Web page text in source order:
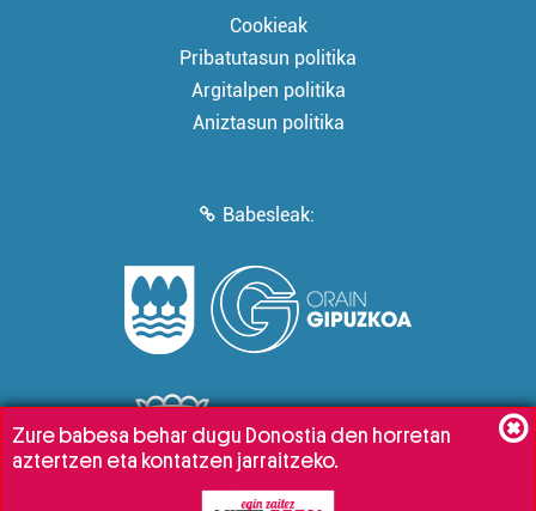
Cookieak
Pribatutasun politika
Argitalpen politika
Aniztasun politika
Babesleak:
Zure babesa behar dugu Donostia den horretan
aztertzen eta kontatzen jarraitzeko.